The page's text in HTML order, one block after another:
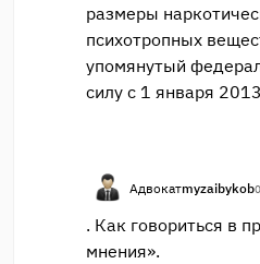
размеры
психотропных
упомянутый
силу с 1 января
Адвокатmyzaibykob
. Как говориться в
мнения».